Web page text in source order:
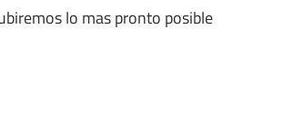
lo mas pronto posible